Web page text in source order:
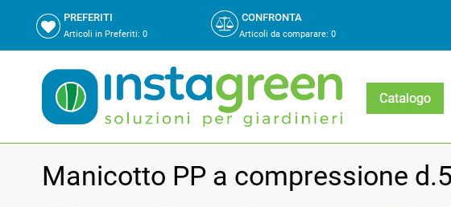
PREFERITI
Articoli in Preferiti: 0
CONFRONTA
Articoli da comparare: 0
Manicotto PP a compressione